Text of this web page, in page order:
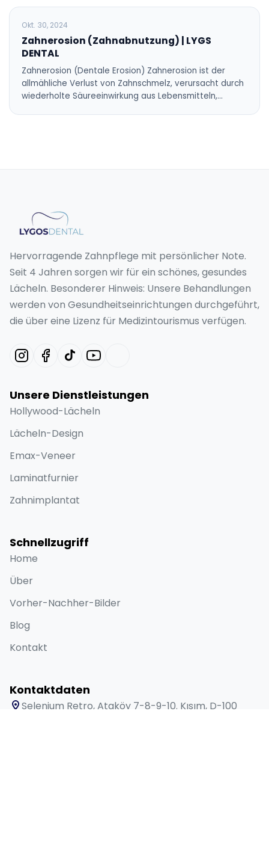
BLOG
Okt. 30, 2024
Zahnerosion (Zahnabnutzung) | LYGS
DENTAL
Zahnerosion (Dentale Erosion) Zahnerosion ist der
allmähliche Verlust von Zahnschmelz, verursacht durch
wiederholte Säureeinwirkung aus Lebensmitteln,…
Hervorragende Zahnpflege mit persönlicher Note.
Seit 4 Jahren sorgen wir für ein schönes, gesundes
Lächeln. Besonderer Hinweis: Unsere Behandlungen
werden von Gesundheitseinrichtungen durchgeführt,
die über eine Lizenz für Medizintourismus verfügen.
Unsere Dienstleistungen
Hollywood-Lächeln
Lächeln-Design
Emax-Veneer
Laminatfurnier
Zahnimplantat
Schnellzugriff
Home
Über
Vorher-Nachher-Bilder
Blog
Kontakt
Kontaktdaten
Selenium Retro, Ataköy 7-8-9-10. Kısım, D-100